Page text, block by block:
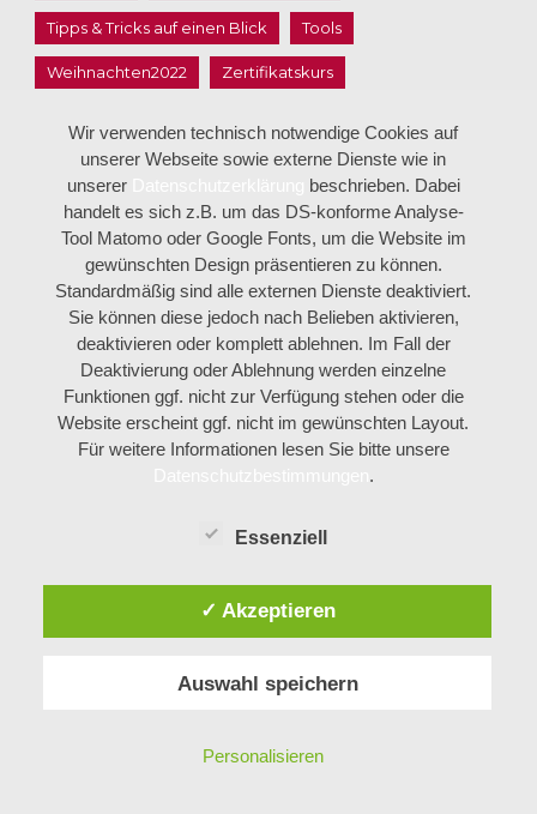
Tipps & Tricks auf einen Blick Tools
Weihnachten2022 Zertifikatskurs
Datenschutz|Impressum
© 2025 Clearingstelle Medienkompetenz der Deutschen
Bischofskonferenz
Wir verwenden technisch notwendige Cookies auf
unserer Webseite sowie externe Dienste wie in
unserer
beschrieben. Dabei
handelt es sich z.B. um das DS-konforme Analyse-
Tool Matomo oder Google Fonts, um die Website im
gewünschten Design präsentieren zu können.
Standardmäßig sind alle externen Dienste deaktiviert.
Sie können diese jedoch nach Belieben aktivieren,
deaktivieren oder komplett ablehnen. Im Fall der
Deaktivierung oder Ablehnung werden einzelne
Funktionen ggf. nicht zur Verfügung stehen oder die
Website erscheint ggf. nicht im gewünschten Layout.
Für weitere Informationen lesen Sie bitte unsere
.
Essenziell
✓ Akzeptieren
Auswahl speichern
Personalisieren